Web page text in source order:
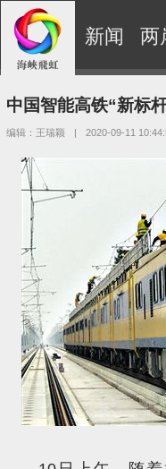
新闻 两
中国智能高铁“新标
编辑：王瑞颖 | 2020-09-11